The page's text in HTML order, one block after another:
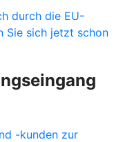
durch die EU-
Sie sich jetzt schon
-kunden zur